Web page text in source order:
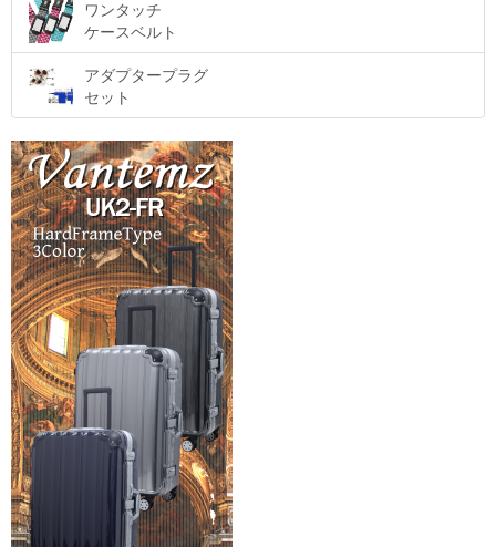
ワンタッチ
ケースベルト
アダプタープラグ
セット